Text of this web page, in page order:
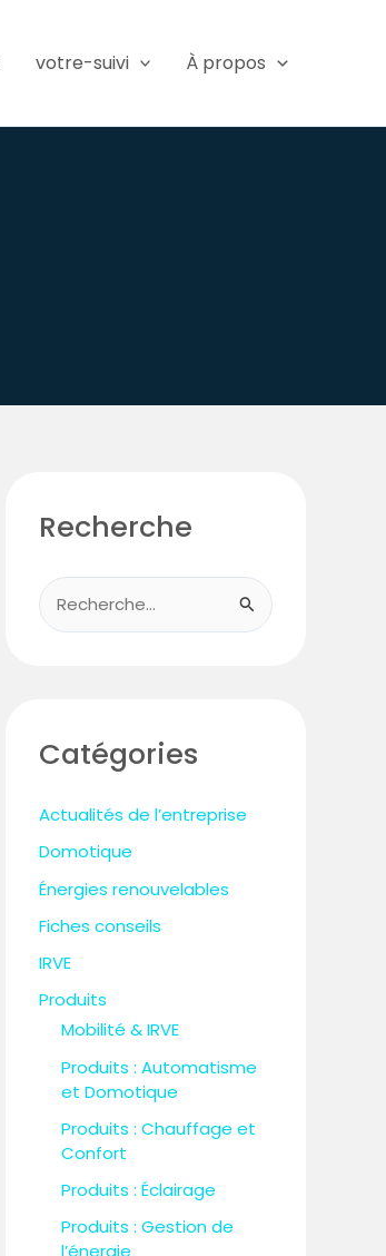
votre-suivi À propos
Recherche
R
e
c
h
:
Catégories
Actualités de l’entreprise
Domotique
Énergies renouvelables
Fiches conseils
IRVE
Produits
Mobilité & IRVE
Produits : Automatisme
et Domotique
Produits : Chauffage et
Confort
Produits : Éclairage
Produits : Gestion de
l’énergie